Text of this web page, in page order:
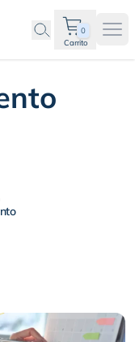
0
Carrito